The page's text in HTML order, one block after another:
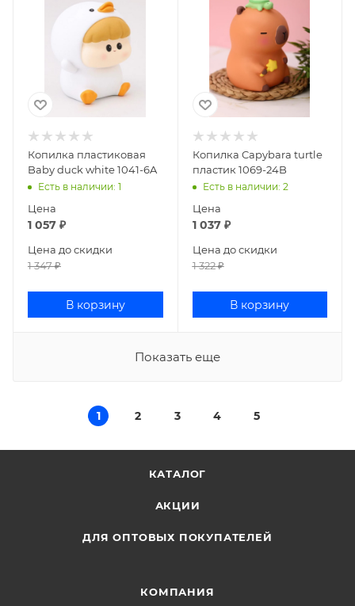
Копилка пластиковая
Baby duck white 1041-6A
Есть в наличии: 1
Цена
1 057 ₽
Цена до скидки
1 347₽
В корзину
Копилка Capybara turtle
пластик 1069-24B
Есть в наличии: 2
Цена
1 037₽
Цена до скидки
1 322₽
В корзину
Показать еще
1 2 3 4 5
КАТАЛОГ
АКЦИИ
ДЛЯ ОПТОВЫХ ПОКУПАТЕЛЕЙ
КОМПАНИЯ